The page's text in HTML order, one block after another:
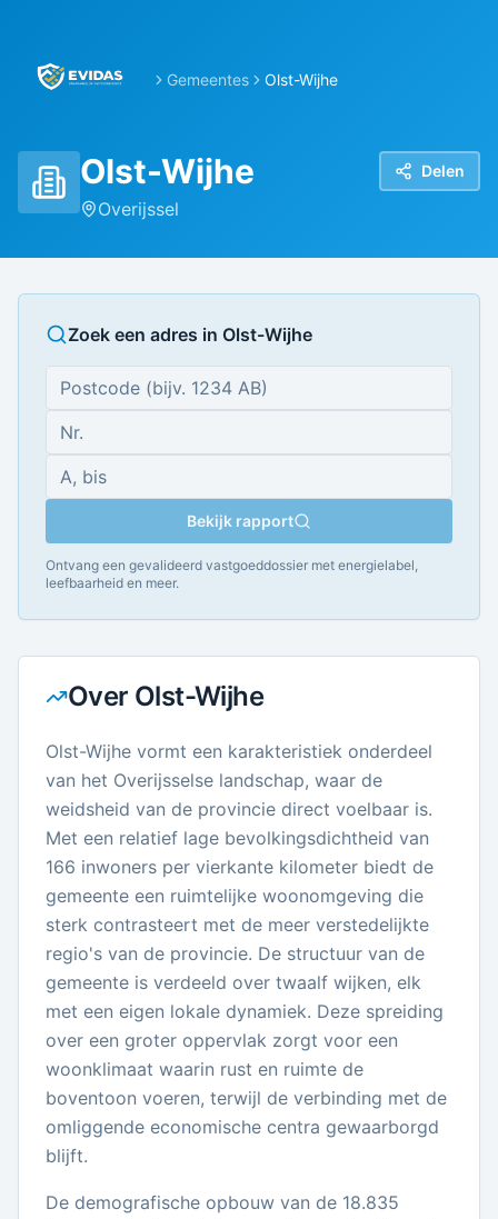
Gemeentes Olst-Wijhe
Olst-Wijhe
Overijssel
Delen
Zoek een adres in Olst-Wijhe
Bekijk rapport
Ontvang een gevalideerd vastgoeddossier met energielabel,
leefbaarheid en meer.
Over Olst-Wijhe
Olst-Wijhe vormt een karakteristiek onderdeel
van het Overijsselse landschap, waar de
weidsheid van de provincie direct voelbaar is.
Met een relatief lage bevolkingsdichtheid van
166 inwoners per vierkante kilometer biedt de
gemeente een ruimtelijke woonomgeving die
sterk contrasteert met de meer verstedelijkte
regio's van de provincie. De structuur van de
gemeente is verdeeld over twaalf wijken, elk
met een eigen lokale dynamiek. Deze spreiding
over een groter oppervlak zorgt voor een
woonklimaat waarin rust en ruimte de
boventoon voeren, terwijl de verbinding met de
omliggende economische centra gewaarborgd
blijft.
De demografische opbouw van de 18.835